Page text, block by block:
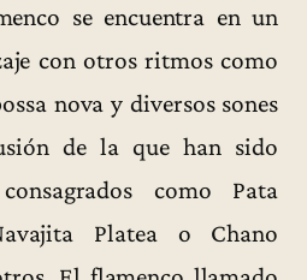
se encuentra en un
con otros ritmos como
nova y diversos sones
de la que han sido
como Pata
Platea o Chano